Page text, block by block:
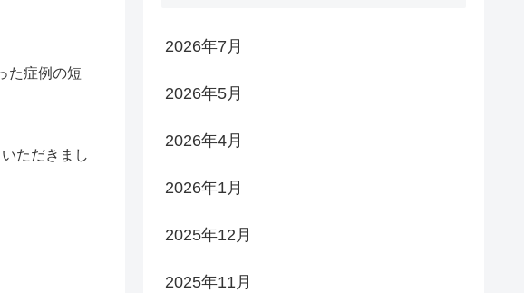
た症例の短
ただきまし
2026年7月
2026年5月
2026年4月
2026年1月
2025年12月
2025年11月